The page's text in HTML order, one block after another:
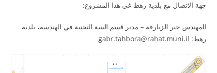
جهة الاتصال مع بلدية رهط غي هذا المشروع:
المهندس جبر الزبارقة – مدير قسم البنية التحتية في الهندسة، بلدية
رهط: gabr.tahbora@rahat.muni.il